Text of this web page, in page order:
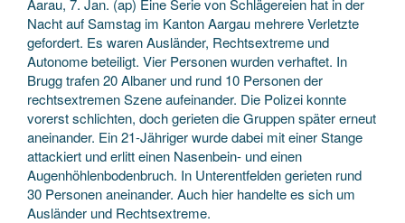
Aarau, 7. Jan. (ap) Eine Serie von Schlägereien hat in der
Nacht auf Samstag im Kanton Aargau mehrere Verletzte
gefordert. Es waren Ausländer, Rechtsextreme und
Autonome beteiligt. Vier Personen wurden verhaftet. In
Brugg trafen 20 Albaner und rund 10 Personen der
rechtsextremen Szene aufeinander. Die Polizei konnte
vorerst schlichten, doch gerieten die Gruppen später erneut
aneinander. Ein 21-Jähriger wurde dabei mit einer Stange
attackiert und erlitt einen Nasenbein- und einen
Augenhöhlenbodenbruch. In Unterentfelden gerieten rund
30 Personen aneinander. Auch hier handelte es sich um
Ausländer und Rechtsextreme.